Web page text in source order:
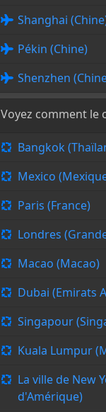
Shanghai
Pékin (Chine)
Shenzhen
Voyez comment le
Bangkok
Mexico
Paris (France)
Londres
Macao (Macao)
Dubai (Emirats
Singapour
Kuala Lumpur
La ville de New
d'Amérique)